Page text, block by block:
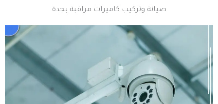
صيانة وتركيب كاميرات مراقبة بجدة